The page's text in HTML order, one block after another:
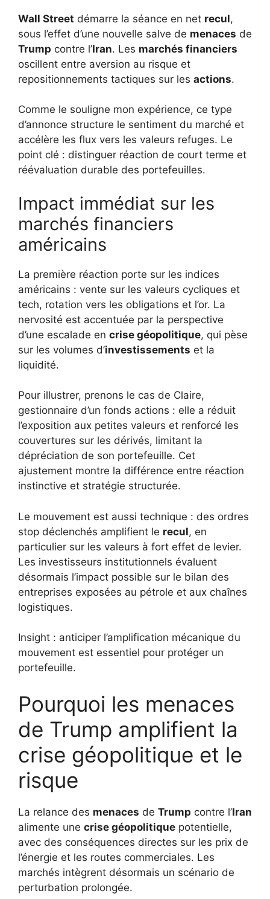
Wall Street démarre la séance en net recul,
sous l’effet d’une nouvelle salve de menaces de
Trump contre l’Iran. Les marchés financiers
oscillent entre aversion au risque et
repositionnements tactiques sur les actions.
Comme le souligne mon expérience, ce type
d’annonce structure le sentiment du marché et
accélère les flux vers les valeurs refuges. Le
point clé : distinguer réaction de court terme et
réévaluation durable des portefeuilles.
Impact immédiat sur les
marchés financiers
américains
La première réaction porte sur les indices
américains : vente sur les valeurs cycliques et
tech, rotation vers les obligations et l’or. La
nervosité est accentuée par la perspective
d’une escalade en crise géopolitique, qui pèse
sur les volumes d’investissements et la
liquidité.
Pour illustrer, prenons le cas de Claire,
gestionnaire d’un fonds actions : elle a réduit
l’exposition aux petites valeurs et renforcé les
couvertures sur les dérivés, limitant la
dépréciation de son portefeuille. Cet
ajustement montre la différence entre réaction
instinctive et stratégie structurée.
Le mouvement est aussi technique : des ordres
stop déclenchés amplifient le recul, en
particulier sur les valeurs à fort effet de levier.
Les investisseurs institutionnels évaluent
désormais l’impact possible sur le bilan des
entreprises exposées au pétrole et aux chaînes
logistiques.
Insight : anticiper l’amplification mécanique du
mouvement est essentiel pour protéger un
portefeuille.
Pourquoi les menaces
de Trump amplifient la
crise géopolitique et le
risque
La relance des menaces de Trump contre l’Iran
alimente une crise géopolitique potentielle,
avec des conséquences directes sur les prix de
l’énergie et les routes commerciales. Les
marchés intègrent désormais un scénario de
perturbation prolongée.